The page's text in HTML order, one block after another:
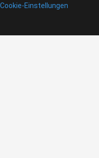
Cookie-Einstellungen